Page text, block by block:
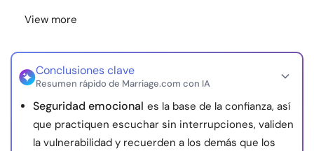
View more
Conclusiones clave
Resumen rápido de Marriage.com con IA
Seguridad emocional es la base de la confianza, así
que practiquen escuchar sin interrupciones, validen
la vulnerabilidad y recuerden a los demás que los